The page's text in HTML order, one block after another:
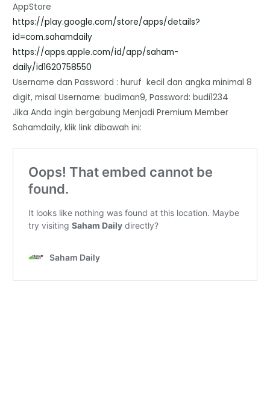
AppStore
https://play.google.com/store/apps/details?
id=com.sahamdaily
https://apps.apple.com/id/app/saham-
daily/id1620758550
Username dan Password : huruf kecil dan angka minimal 8
digit, misal Username: budiman9, Password: budi1234
Jika Anda ingin bergabung Menjadi Premium Member
Sahamdaily, klik link dibawah ini: